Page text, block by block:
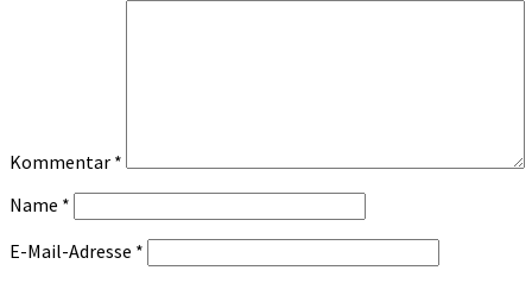
Kommentar *
Name *
E-Mail-Adresse *